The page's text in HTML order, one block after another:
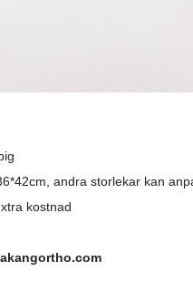
andra storlekar kan
kostnad